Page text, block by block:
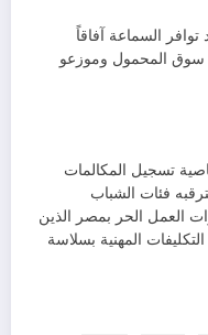
السماعة آفاقاً
سوق المحمول وموزعو
تسجيل المكالمات
فئات الشباب
العمل الحر بمصر الذين
المهنية بسلاسة